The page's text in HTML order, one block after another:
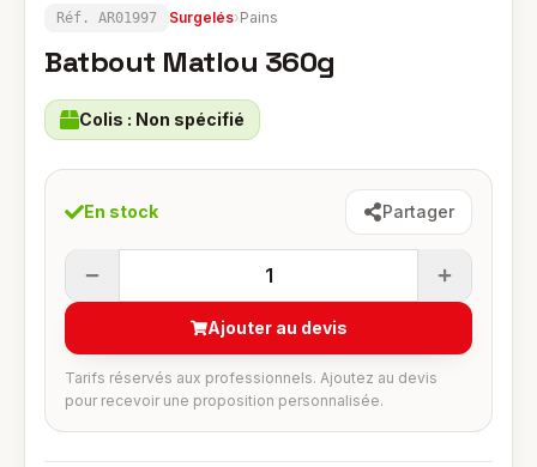
Réf. AR01997 Surgelés›Pains
Batbout Matlou 360g
Colis : Non spécifié
En stock Partager
1
Ajouter au devis
Tarifs réservés aux professionnels. Ajoutez au devis
pour recevoir une proposition personnalisée.